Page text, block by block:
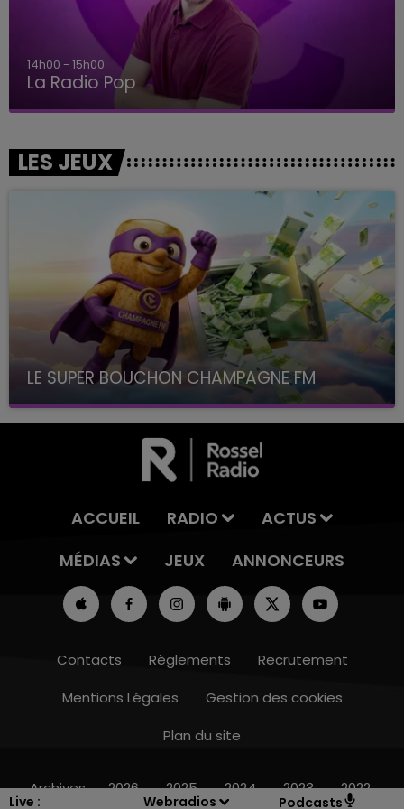
Live : Webradios Podcasts
10h00 - 14h00
14h00 - 15h00
La Radio Pop
LES JEUX
LE SUPER BOUCHON CHAMPAGNE FM
avec La Famille Champagne FM, à 8H10
ACCUEIL RADIO
ACTUS
MÉDIAS
JEUX ANNONCEURS
Contacts Règlements
Recrutement
Mentions Légales
Gestion des cookies
Plan du site
Archives 2026 2025 2024 2023 2022